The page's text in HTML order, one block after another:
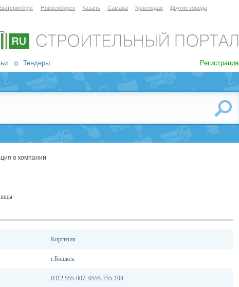
Новосибирск Казань Самара Краснодар Другие города
Тендеры Регистрация
о компании
Киргизия
г.Бишкек
0312 555-007, 0555-755-104